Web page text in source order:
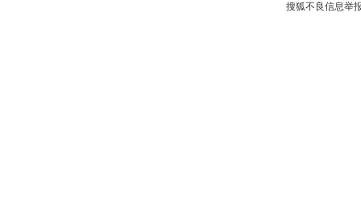
搜狐不良信息举